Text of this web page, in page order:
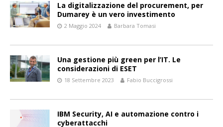
La digitalizzazione del procurement, per
Dumarey è un vero investimento
2 Maggio 2024 Barbara Tomasi
Una gestione più green per l’IT. Le
considerazioni di ESET
18 Settembre 2023 Fabio Buccigrossi
IBM Security, AI e automazione contro i
cyberattacchi